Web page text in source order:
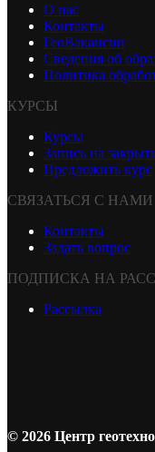
О нас
Контакты
ГеоВакансии
Сведения об
Политика
КУРСЫ
Курсы
Запись на
Предложить курс
СВЯЗАТЬСЯ С НАМИ
Контакты
Задать вопрос
ПОДПИСКА НА
Рассылка
© 2026 Центр